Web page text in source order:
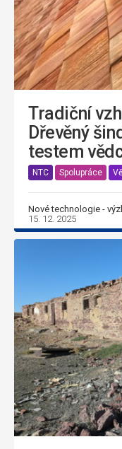
Tradiční
Dřevěný
testem
NTC Spolupráce
Nové technologie -
15. 12. 2025